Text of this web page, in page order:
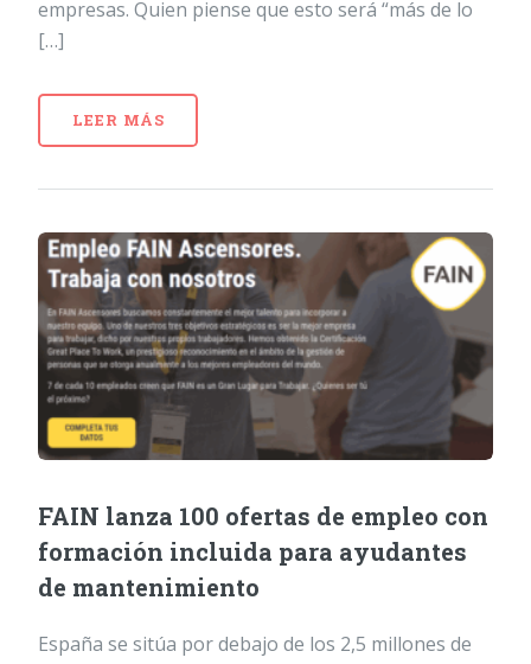
empresas. Quien piense que esto será “más de lo
[…]
LEER MÁS
FAIN lanza 100 ofertas de empleo con
formación incluida para ayudantes
de mantenimiento
España se sitúa por debajo de los 2,5 millones de